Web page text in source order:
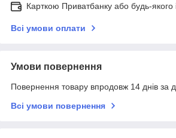
Карткою Приватбанку або будь-якого
Всі умови оплати
Умови повернення
Повернення товару впродовж 14 днів за
Всі умови повернення